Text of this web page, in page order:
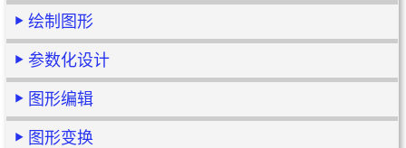
绘制图形
参数化设计
图形编辑
图形变换